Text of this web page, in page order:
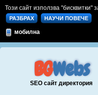
Този сайт използва "бисквитки"
РАЗБРАХ НАУЧИ ПОВЕЧЕ
мобилна
BGWebs
SEO сайт директория